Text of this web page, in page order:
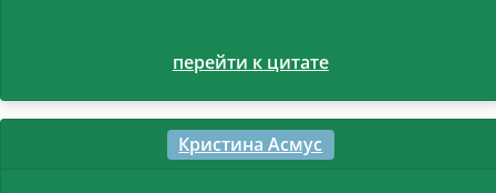
перейти к цитате
Кристина Асмус